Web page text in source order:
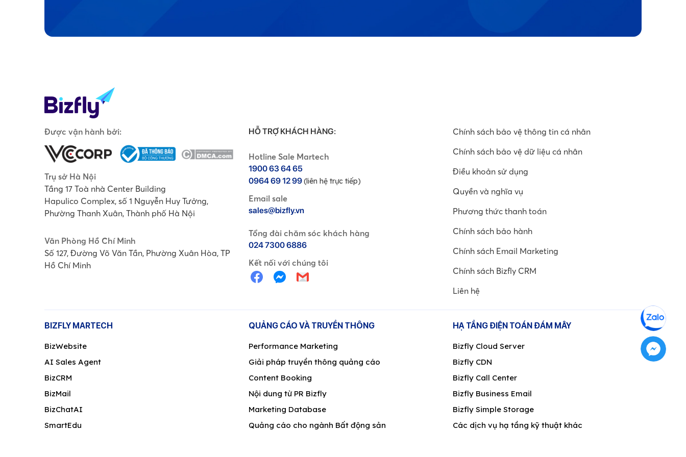
Được vận hành bởi:
Trụ sở Hà Nội
Tầng 17 Toà nhà Center Building
Hapulico Complex, số 1 Nguyễn Huy Tưởng,
Phường Thanh Xuân, Thành phố Hà Nội
Văn Phòng Hồ Chí Minh
Số 127, Đường Võ Văn Tần, Phường Xuân Hòa, TP
Hồ Chí Minh
HỖ TRỢ KHÁCH HÀNG:
Hotline Sale Martech
1900 63 64 65
0964 69 12 99(liên hệ trực tiếp)
Email sale
sales@bizfly.vn
Tổng đài chăm sóc khách hàng
024 7300 6886
Kết nối với chúng tôi
Chính sách bảo vệ thông tin cá nhân
Chính sách bảo vệ dữ liệu cá nhân
Điều khoản sử dụng
Quyền và nghĩa vụ
Phương thức thanh toán
Chính sách bảo hành
Chính sách Email Marketing
Chính sách Bizfly CRM
Liên hệ
BIZFLY MARTECH
BizWebsite
AI Sales Agent
BizCRM
BizMail
BizChatAI
SmartEdu
QUẢNG CÁO VÀ TRUYỀN THÔNG
Performance Marketing
Giải pháp truyền thông quảng cáo
Content Booking
Nội dung từ PR Bizfly
Marketing Database
Quảng cáo cho ngành Bất động sản
HẠ TẦNG ĐIỆN TOÁN ĐÁM MÂY
Bizfly Cloud Server
Bizfly CDN
Bizfly Call Center
Bizfly Business Email
Bizfly Simple Storage
Các dịch vụ hạ tầng kỹ thuật khác